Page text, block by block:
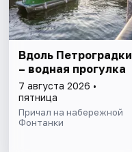
Вдоль Петроградки
– водная прогулка
7 августа 2026 •
пятница
Причал на набережной
Фонтанки